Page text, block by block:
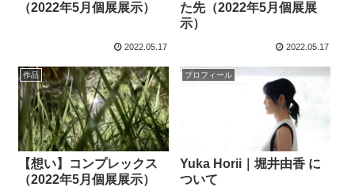
（2022年5月個展展示）
2022.05.17
た先（2022年5月個展展
示）
2022.05.17
作品
【想い】コンプレックス
（2022年5月個展展示）
プロフィール
Yuka Horii｜堀井由香 に
ついて